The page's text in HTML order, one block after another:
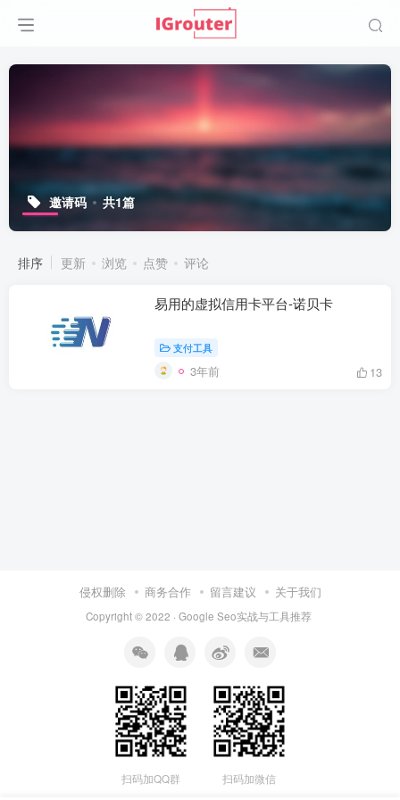
邀请码 共1篇
排序 更新 浏览 点赞 评论
易用的虚拟信用卡平台-诺贝卡
支付工具
3年前 13
侵权删除 商务合作 留言建议 关于我们
Copyright © 2022 · Google Seo实战与工具推荐
扫码加QQ群 扫码加微信